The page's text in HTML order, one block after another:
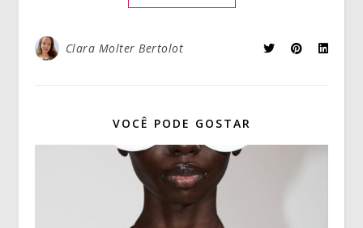
Clara Molter Bertolot
VOCÊ PODE GOSTAR